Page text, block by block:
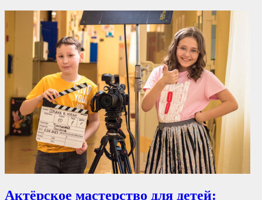
Актёрское мастерство для детей: